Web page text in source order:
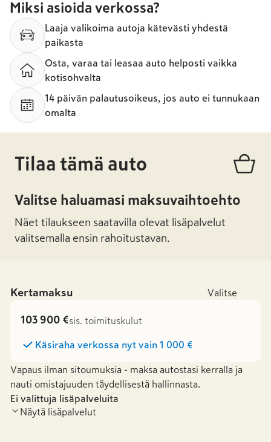
Miksi asioida verkossa?
Laaja valikoima autoja kätevästi yhdestä
paikasta
Osta, varaa tai leasaa auto helposti vaikka
kotisohvalta
14 päivän palautusoikeus, jos auto ei tunnukaan
omalta
Tilaa tämä auto
Valitse haluamasi maksuvaihtoehto
Näet tilaukseen saatavilla olevat lisäpalvelut
valitsemalla ensin rahoitustavan.
Kertamaksu Valitse
103 900 €sis. toimituskulut
Käsiraha verkossa nyt vain 1 000 €
Vapaus ilman sitoumuksia - maksa autostasi kerralla ja
nauti omistajuuden täydellisestä hallinnasta.
Ei valittuja lisäpalveluita
Näytä lisäpalvelut